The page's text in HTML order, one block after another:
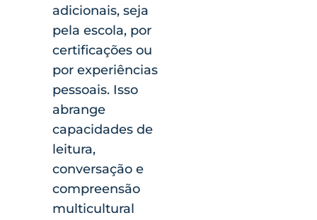
adicionais, seja
pela escola, por
certificações ou
por experiências
pessoais. Isso
abrange
capacidades de
leitura,
conversação e
compreensão
multicultural